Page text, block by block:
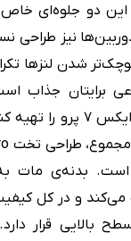
این دو جلوه‌ای
شدن لنزها
برایتان جذاب
مشکی و زرد پوکو
بدنه‌ی مات
می‌کند و در کل
بالایی قرار